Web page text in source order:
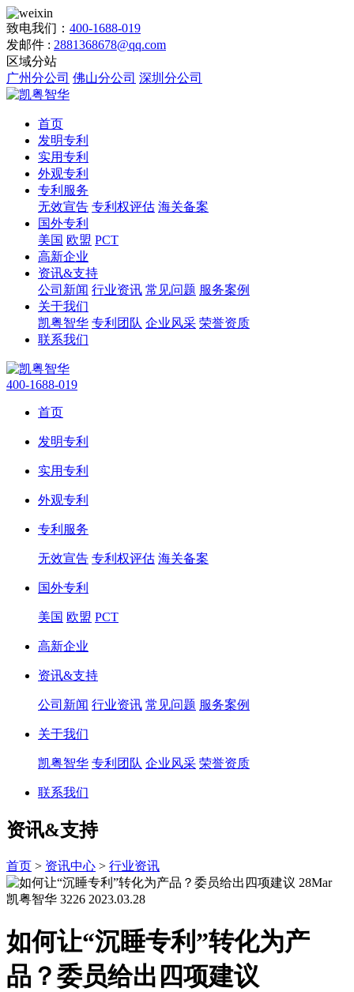
致电我们： 400-1688-019
发邮件 : 2881368678@qq.com
区域分站
广州分公司 佛山分公司 深圳分公司
首页
发明专利
实用专利
外观专利
专利服务
无效宣告 专利权评估 海关备案
国外专利
美国 欧盟 PCT
高新企业
资讯&支持
公司新闻 行业资讯 常见问题 服务案例
关于我们
凯粤智华 专利团队 企业风采 荣誉资质
联系我们
400-1688-019
首页
发明专利
实用专利
外观专利
专利服务
无效宣告 专利权评估 海关备案
国外专利
美国 欧盟 PCT
高新企业
资讯&支持
公司新闻 行业资讯 常见问题 服务案例
关于我们
凯粤智华 专利团队 企业风采 荣誉资质
联系我们
资讯&支持
首页 > 资讯中心 > 行业资讯
28Mar
凯粤智华 3226 2023.03.28
如何让“沉睡专利”转化为产
品？委员给出四项建议